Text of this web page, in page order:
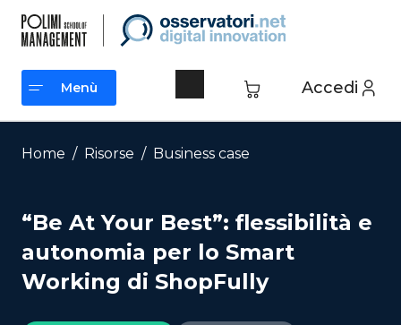
contenuto
Accedi
Menù
Menù
Home / Risorse / Business case
“Be At Your Best”: flessibilità e
autonomia per lo Smart
Working di ShopFully